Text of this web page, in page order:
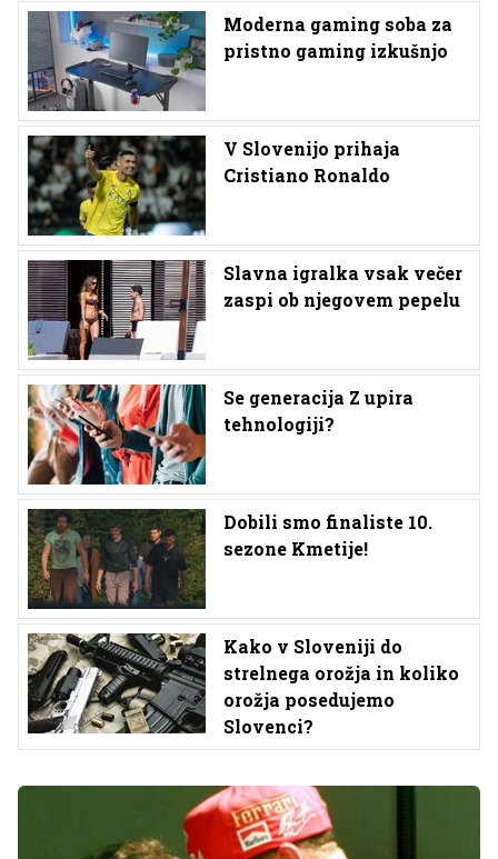
Moderna gaming soba za
pristno gaming izkušnjo
V Slovenijo prihaja
Cristiano Ronaldo
Slavna igralka vsak večer
zaspi ob njegovem pepelu
Se generacija Z upira
tehnologiji?
Dobili smo finaliste 10.
sezone Kmetije!
Kako v Sloveniji do
strelnega orožja in koliko
orožja posedujemo
Slovenci?